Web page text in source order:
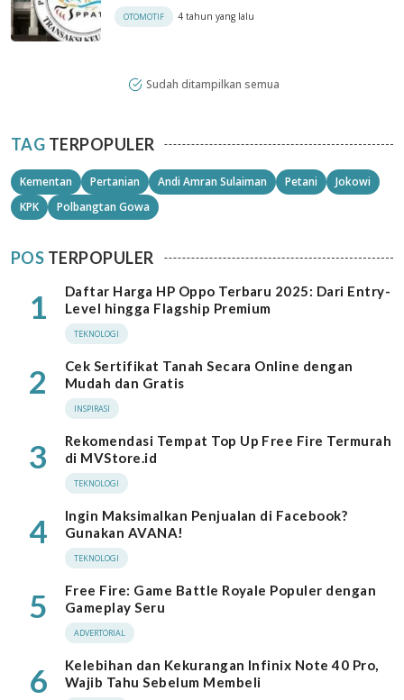
OTOMOTIF 4 tahun yang lalu
Sudah ditampilkan semua
TAG TERPOPULER
Kementan Pertanian Andi Amran Sulaiman Petani
Jokowi
KPK
Polbangtan Gowa
POS TERPOPULER
1
Daftar Harga HP Oppo Terbaru 2025: Dari Entry-
Level hingga Flagship Premium
TEKNOLOGI
2
Cek Sertifikat Tanah Secara Online dengan
Mudah dan Gratis
INSPIRASI
3
Rekomendasi Tempat Top Up Free Fire Termurah
di MVStore.id
TEKNOLOGI
4
Ingin Maksimalkan Penjualan di Facebook?
Gunakan AVANA!
TEKNOLOGI
5
Free Fire: Game Battle Royale Populer dengan
Gameplay Seru
ADVERTORIAL
6
Kelebihan dan Kekurangan Infinix Note 40 Pro,
Wajib Tahu Sebelum Membeli